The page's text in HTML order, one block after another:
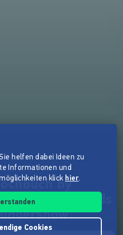
by
Deutschlands
helfen dabei Ideen zu
Informationen und
klick hier.
Cookies